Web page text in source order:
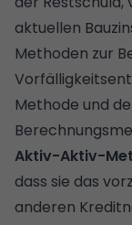
aktuellen
Methoden zur
Methode und
Aktiv-Aktiv-
dass sie das
anderen